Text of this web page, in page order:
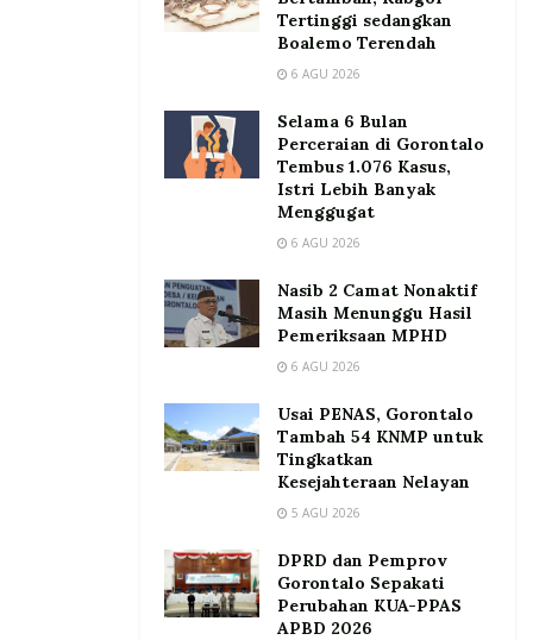
Tertinggi sedangkan
Boalemo Terendah
6 AGU 2026
Selama 6 Bulan
Perceraian di Gorontalo
Tembus 1.076 Kasus,
Istri Lebih Banyak
Menggugat
6 AGU 2026
Nasib 2 Camat Nonaktif
Masih Menunggu Hasil
Pemeriksaan MPHD
6 AGU 2026
Usai PENAS, Gorontalo
Tambah 54 KNMP untuk
Tingkatkan
Kesejahteraan Nelayan
5 AGU 2026
DPRD dan Pemprov
Gorontalo Sepakati
Perubahan KUA-PPAS
APBD 2026